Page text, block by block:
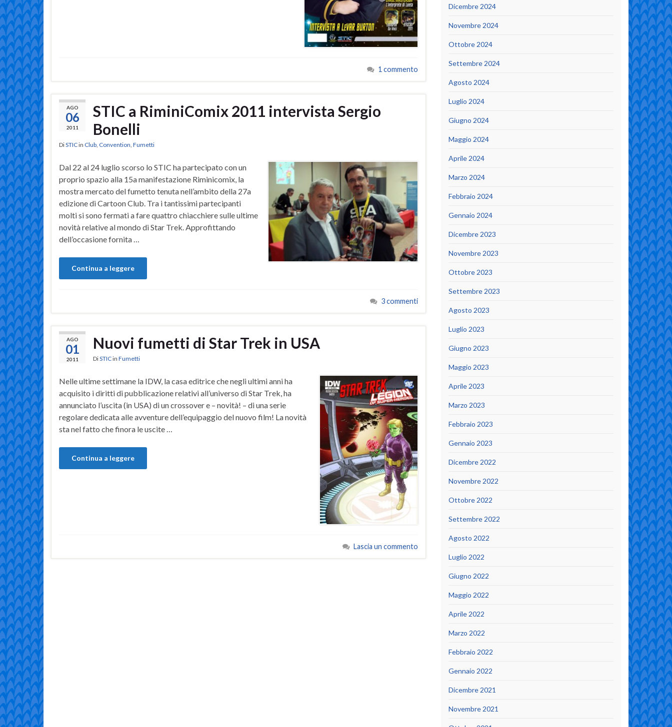
1 commento
AGO
06
2011
STIC a RiminiComix 2011 intervista Sergio
Bonelli
DiSTICin Club, Convention, Fumetti
Dal 22 al 24 luglio scorso lo STIC ha partecipato con un
proprio spazio alla 15a manifestazione Riminicomix, la
mostra mercato del fumetto tenuta nell’ambito della 27a
edizione di Cartoon Club. Tra i tantissimi partecipanti
molti si sono fermati a fare quattro chiacchiere sulle ultime
novità relative al mondo di Star Trek. Approfittando
dell’occasione fornita …
Continua a leggere
3 commenti
AGO
01
2011
Nuovi fumetti di Star Trek in USA
DiSTICin Fumetti
Nelle ultime settimane la IDW, la casa editrice che negli ultimi anni ha
acquisito i diritti di pubblicazione relativi all’universo di Star Trek, ha
annunciato l’uscita (in USA) di un crossover e – novità! – di una serie
regolare dedicata alle avventure dell’equipaggio del nuovo film! La novità
sta nel fatto che finora le uscite …
Continua a leggere
Lascia un commento
Dicembre 2024
Novembre 2024
Ottobre 2024
Settembre 2024
Agosto 2024
Luglio 2024
Giugno 2024
Maggio 2024
Aprile 2024
Marzo 2024
Febbraio 2024
Gennaio 2024
Dicembre 2023
Novembre 2023
Ottobre 2023
Settembre 2023
Agosto 2023
Luglio 2023
Giugno 2023
Maggio 2023
Aprile 2023
Marzo 2023
Febbraio 2023
Gennaio 2023
Dicembre 2022
Novembre 2022
Ottobre 2022
Settembre 2022
Agosto 2022
Luglio 2022
Giugno 2022
Maggio 2022
Aprile 2022
Marzo 2022
Febbraio 2022
Gennaio 2022
Dicembre 2021
Novembre 2021